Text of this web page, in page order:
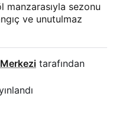
manzarasıyla sezonu
ve unutulmaz
tarafından